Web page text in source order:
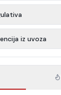
iz uvoza